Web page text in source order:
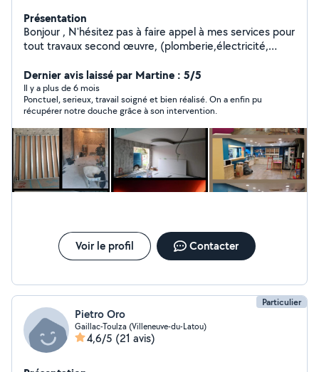
Présentation
Bonjour , N'hésitez pas à faire appel à mes services pour
tout travaux second œuvre, (plomberie,électricité,
Cordialement
Dernier avis laissé par Martine : 5/5
Il y a plus de 6 mois
Ponctuel, serieux, travail soigné et bien réalisé. On a enfin pu
récupérer notre douche grâce à son intervention.
Voir le profil Contacter
Particulier
Pietro Oro
Gaillac-Toulza (Villeneuve-du-Latou)
4,6/5 (21 avis)